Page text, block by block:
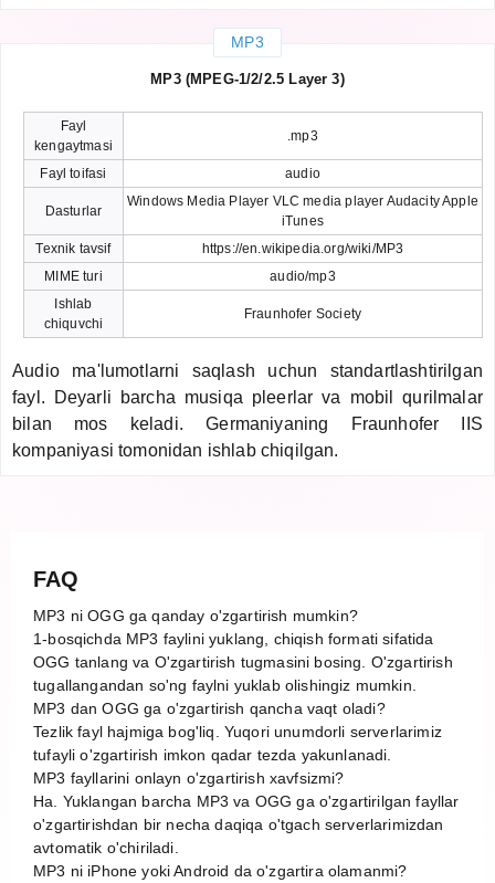
MP3
MP3 (MPEG-1/2/2.5 Layer 3)
Fayl
kengaytmasi
.mp3
Fayl toifasi audio
Dasturlar
Windows Media Player VLC media player Audacity Apple
iTunes
Texnik tavsif
https://en.wikipedia.org/wiki/MP3
MIME turi
audio/mp3
Ishlab
chiquvchi
Fraunhofer Society
Audio ma'lumotlarni saqlash uchun standartlashtirilgan
fayl. Deyarli barcha musiqa pleerlar va mobil qurilmalar
bilan mos keladi. Germaniyaning Fraunhofer IIS
kompaniyasi tomonidan ishlab chiqilgan.
FAQ
MP3 ni OGG ga qanday o'zgartirish mumkin?
1-bosqichda MP3 faylini yuklang, chiqish formati sifatida
OGG tanlang va O'zgartirish tugmasini bosing. O'zgartirish
tugallangandan so'ng faylni yuklab olishingiz mumkin.
MP3 dan OGG ga o'zgartirish qancha vaqt oladi?
Tezlik fayl hajmiga bog'liq. Yuqori unumdorli serverlarimiz
tufayli o'zgartirish imkon qadar tezda yakunlanadi.
MP3 fayllarini onlayn o'zgartirish xavfsizmi?
Ha. Yuklangan barcha MP3 va OGG ga o'zgartirilgan fayllar
o'zgartirishdan bir necha daqiqa o'tgach serverlarimizdan
avtomatik o'chiriladi.
MP3 ni iPhone yoki Android da o'zgartira olamanmi?